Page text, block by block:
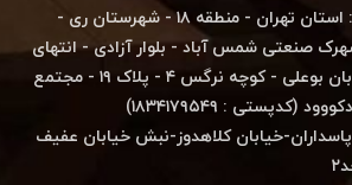
دفتر مرکزی کارخانه : استان تهران - منطقه ۱۸ - شهرستان ری -
صنعتی شمس آباد - بلوار آزادی - انتهای
بلوار بهارستان - خیابان بوعلی - کوچه نرگس ۴ - پلاک ۱۹ - مجتمع
: ۱۸۳۴۱۷۹۵۴۹)
خیابان کلاهدوز-نبش خیابان عفیف